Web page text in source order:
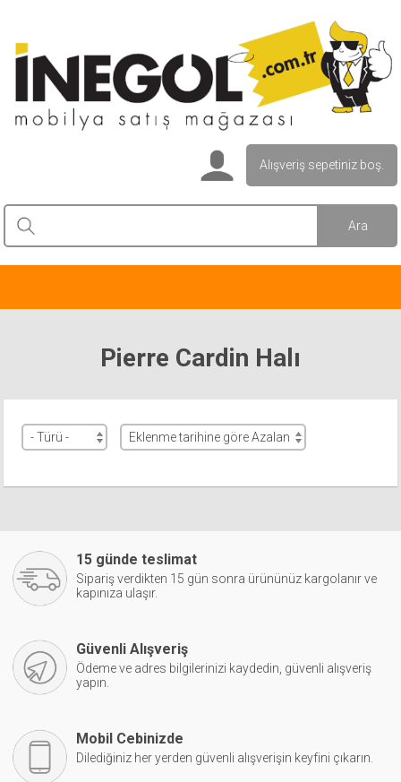
Alışveriş sepetiniz boş.
Pierre Cardin Halı
15 günde teslimat
Sipariş verdikten 15 gün sonra ürününüz kargolanır ve
kapınıza ulaşır.
Güvenli Alışveriş
Ödeme ve adres bilgilerinizi kaydedin, güvenli alışveriş
yapın.
Mobil Cebinizde
Dilediğiniz her yerden güvenli alışverişin keyfini çıkarın.